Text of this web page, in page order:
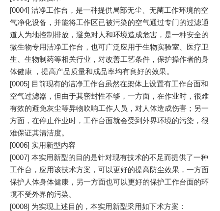
[0004] 洁净工作台，是一种提供局部无尘、无菌工作环境的空
气净化设备，并能将工作区已被污染的空气通过专门的过滤通
道人为地控制排放，避免对人和环境造成危害，是一种安全的
微生物专用洁净工作台，也可广泛应用于生物实验室、医疗卫
生、生物制药等相关行业，对改善工艺条件，保护操作者的身
体健康 ，提高产品质量和成品率均有良好的效果。
[0005] 目前现有的洁净工作台虽然在架体上设置有工作台面和
空气过滤器，但由于其密封性不够，一方面，在作业时，很难
有效的避免灰尘等异物吹响工作人员，对人体造成伤害；另一
方面，在停止作业时，工作台面就会受到外界环境的污染，很
难保证其清洁度。
[0006] 实用新型内容
[0007] 本实用新型的目的是针对现有技术的不足而提供了一种
工作台，应用该技术方案，可以更好的提高防尘效果，一方面
保护人体身体健康，另一方面也可以更好的保护工作台面的环
境不受外界的污染。
[0008] 为实现上述目的，本实用新型采用如下术方案：